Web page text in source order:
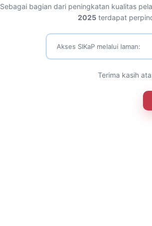
Sebagai bagian dari peningkatan kualitas
2025terdapat
Akses SIKaP melalui laman:
Terima kasih